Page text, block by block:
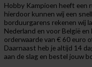
Hobby Kampioen heeft een
hierdoor kunnen wij een
borduurgarens rekenen wij
Nederland en voor België
orderwaarde van € 60 euro
Daarnaast heb je altijd 14
aan de slag en bestel jouw